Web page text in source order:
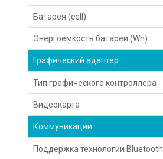
Батарея (cell)
Энергоемкость батареи (Wh)
Графический адаптер
Тип графического контроллера
Видеокарта
Коммуникации
Поддержка технологии Bluetooth